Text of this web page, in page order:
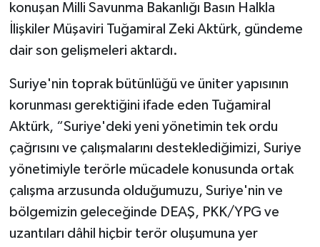
konuşan Milli Savunma Bakanlığı Basın Halkla
İlişkiler Müşaviri Tuğamiral Zeki Aktürk, gündeme
dair son gelişmeleri aktardı.
Suriye'nin toprak bütünlüğü ve üniter yapısının
korunması gerektiğini ifade eden Tuğamiral
Aktürk, “Suriye'deki yeni yönetimin tek ordu
çağrısını ve çalışmalarını desteklediğimizi, Suriye
yönetimiyle terörle mücadele konusunda ortak
çalışma arzusunda olduğumuzu, Suriye'nin ve
bölgemizin geleceğinde DEAŞ, PKK/YPG ve
uzantıları dâhil hiçbir terör oluşumuna yer